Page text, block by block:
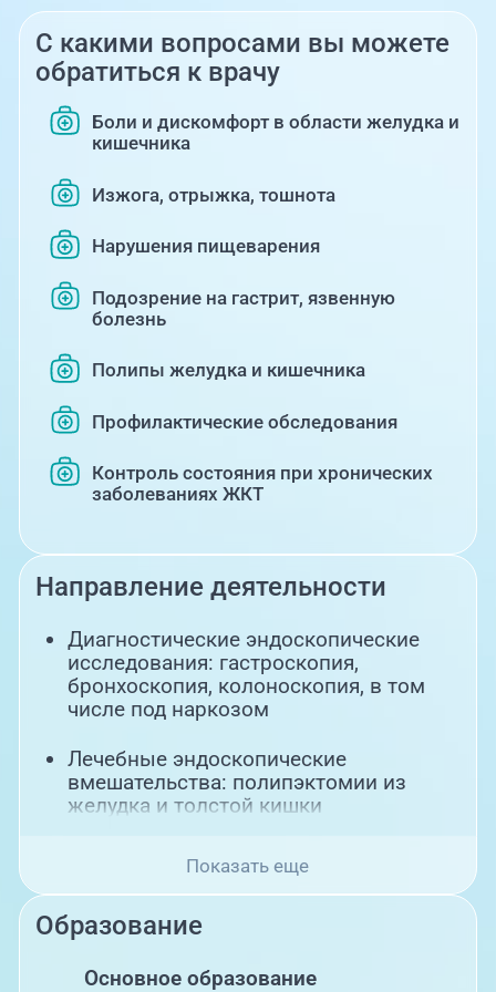
С какими вопросами вы можете
обратиться к врачу
Боли и дискомфорт в области желудка и
кишечника
Изжога, отрыжка, тошнота
Нарушения пищеварения
Подозрение на гастрит, язвенную
болезнь
Полипы желудка и кишечника
Профилактические обследования
Контроль состояния при хронических
заболеваниях ЖКТ
Направление деятельности
Диагностические эндоскопические
исследования: гастроскопия,
бронхоскопия, колоноскопия, в том
числе под наркозом
Лечебные эндоскопические
вмешательства: полипэктомии из
желудка и толстой кишки
Показать еще
Образование
Основное образование